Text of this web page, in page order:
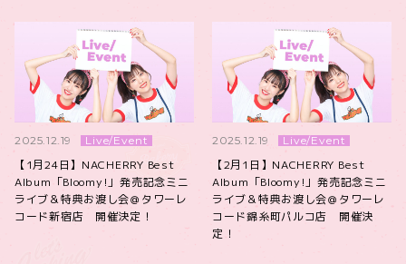
2025.12.19 Live/Event
【1月24日】NACHERRY Best
Album「Bloomy!」発売記念ミニ
ライブ＆特典お渡し会＠タワーレ
コード新宿店 開催決定！
2025.12.19 Live/Event
【2月1日】NACHERRY Best
Album「Bloomy!」発売記念ミニ
ライブ＆特典お渡し会＠タワーレ
コード錦糸町パルコ店 開催決
定！